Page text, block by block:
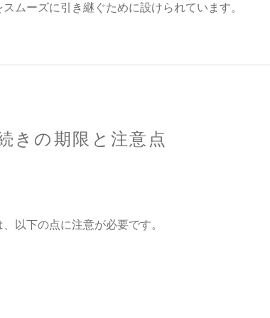
ムーズに引き継ぐために設けられています。
きの期限と注意点
以下の点に注意が必要です。